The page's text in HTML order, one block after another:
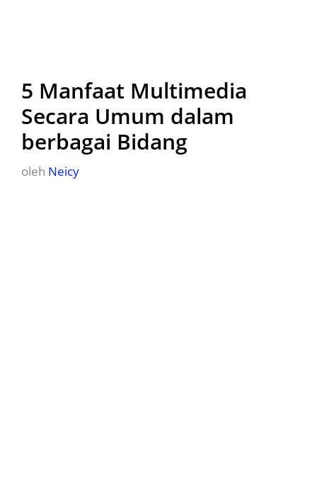
5 Manfaat Multimedia
Secara Umum dalam
berbagai Bidang
oleh Neicy